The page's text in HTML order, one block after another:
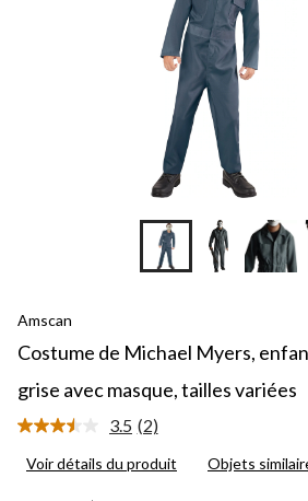
Amscan
Costume de Michael Myers,
grise avec masque, tailles variées
3.5 Lire
2
(2)
Voir détails du produit Objets